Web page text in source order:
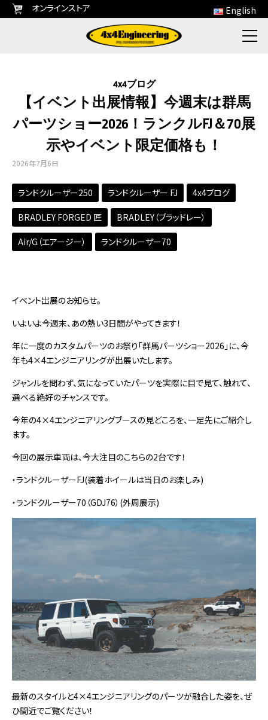
オンラインストア English
4x4ブログ
【イベント出展情報】今週末は群馬
パーツショー2026！ランクルFJ＆70展
示やイベント限定価格も！
2026年7月6日
ランドクルーザー250 ランドクルーザー FJ 4x4ブログ
BRADLEY FORGED 匠 BRADLEY（ブラッドレー）
Air/G（エアージー） ランドクルーザー70
イベント出展のお知らせ。
いよいよ今週末、あの熱い3日間がやってきます！
年に一度のカスタムパーツのお祭り「群馬パーツショー2026」に、今
年も4×4エンジニアリングが出展いたします。
ジャンルを問わず、気になっていたパーツを実際に目で見て、触れて、
選べる絶好のチャンスです。
今年の4×4エンジニアリングブースの見どころを、一足先にご紹介し
ます。
今回の展示車両は、今大注目のこちらの2台です！
・ランドクルーザーFJ(装着ホイールは当日のお楽しみ)
・ランドクルーザー70（GDJ76）(外周展示)
最新のスタイルと4×4エンジニアリングのパーツが融合した姿を、ぜ
ひ間近でご覧ください！